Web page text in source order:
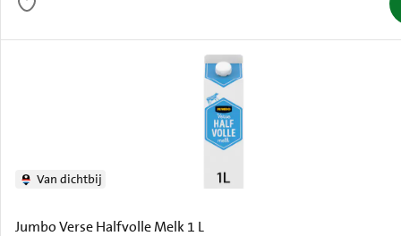
Jumbo Verse Halfvolle Melk 1 L
Van dichtbij